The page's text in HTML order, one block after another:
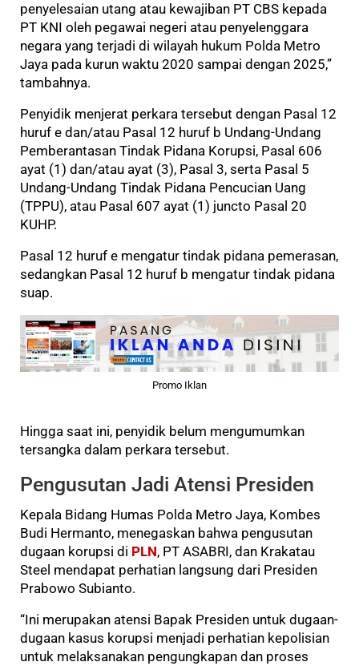
penyelesaian utang atau kewajiban PT CBS kepada
PT KNI oleh pegawai negeri atau penyelenggara
negara yang terjadi di wilayah hukum Polda Metro
Jaya pada kurun waktu 2020 sampai dengan 2025,”
tambahnya.
Penyidik menjerat perkara tersebut dengan Pasal 12
huruf e dan/atau Pasal 12 huruf b Undang-Undang
Pemberantasan Tindak Pidana Korupsi, Pasal 606
ayat (1) dan/atau ayat (3), Pasal 3, serta Pasal 5
Undang-Undang Tindak Pidana Pencucian Uang
(TPPU), atau Pasal 607 ayat (1) juncto Pasal 20
KUHP.
Pasal 12 huruf e mengatur tindak pidana pemerasan,
sedangkan Pasal 12 huruf b mengatur tindak pidana
suap.
Promo Iklan
Hingga saat ini, penyidik belum mengumumkan
tersangka dalam perkara tersebut.
Pengusutan Jadi Atensi Presiden
Kepala Bidang Humas Polda Metro Jaya, Kombes
Budi Hermanto, menegaskan bahwa pengusutan
dugaan korupsi di PLN, PT ASABRI, dan Krakatau
Steel mendapat perhatian langsung dari Presiden
Prabowo Subianto.
“Ini merupakan atensi Bapak Presiden untuk dugaan-
dugaan kasus korupsi menjadi perhatian kepolisian
untuk melaksanakan pengungkapan dan proses